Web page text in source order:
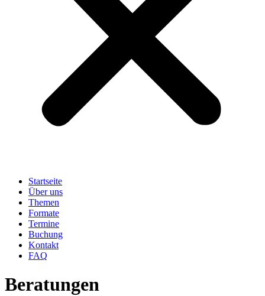
Startseite
Über uns
Themen
Formate
Termine
Buchung
Kontakt
FAQ
Beratungen